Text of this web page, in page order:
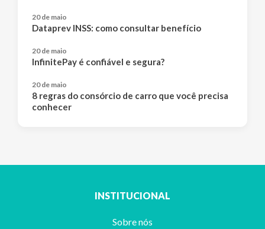
20 de maio
Dataprev INSS: como consultar benefício
20 de maio
InfinitePay é confiável e segura?
20 de maio
8 regras do consórcio de carro que você precisa
conhecer
INSTITUCIONAL
Sobre nós